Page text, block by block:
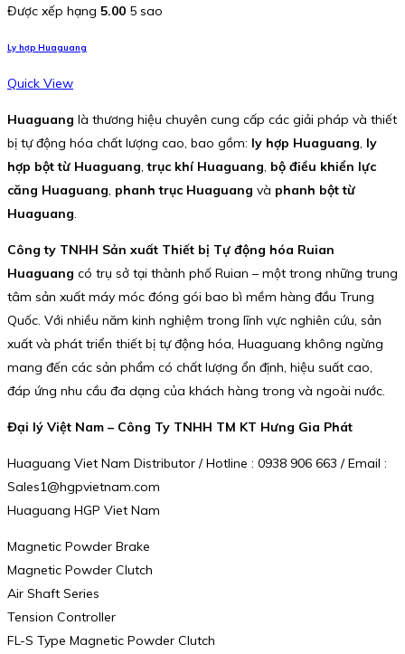
Được xếp hạng 5.00 5 sao
Ly hợp Huaguang
Quick View
Huaguang là thương hiệu chuyên cung cấp các giải pháp và thiết
bị tự động hóa chất lượng cao, bao gồm: ly hợp Huaguang, ly
hợp bột từ Huaguang,trục khí Huaguang, bộ điều khiển lực
căng Huaguang, phanh trục Huaguang và phanh bột từ
Huaguang.
Công ty TNHH Sản xuất Thiết bị Tự động hóa Ruian
Huaguang có trụ sở tại thành phố Ruian – một trong những trung
tâm sản xuất máy móc đóng gói bao bì mềm hàng đầu Trung
Quốc. Với nhiều năm kinh nghiệm trong lĩnh vực nghiên cứu, sản
xuất và phát triển thiết bị tự động hóa, Huaguang không ngừng
mang đến các sản phẩm có chất lượng ổn định, hiệu suất cao,
đáp ứng nhu cầu đa dạng của khách hàng trong và ngoài nước.
Đại lý Việt Nam – Công Ty TNHH TM KT Hưng Gia Phát
Huaguang Viet Nam Distributor / Hotline : 0938 906 663 / Email :
Sales1@hgpvietnam.com
Huaguang HGP Viet Nam
Magnetic Powder Brake
Magnetic Powder Clutch
Air Shaft Series
Tension Controller
FL-S Type Magnetic Powder Clutch